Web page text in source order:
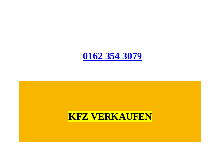
0162 354 3079
KFZ VERKAUFEN